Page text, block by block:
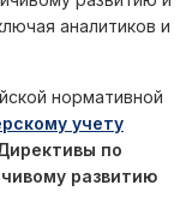
аналитиков и
нормативной
учету
по
развитию